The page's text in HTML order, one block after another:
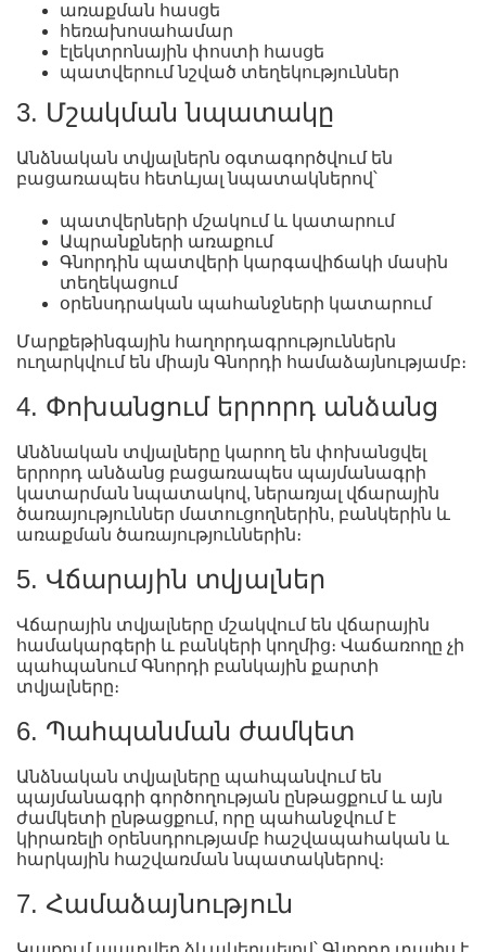
առաքման հասցե
հեռախոսահամար
էլեկտրոնային փոստի հասցե
պատվերում նշված տեղեկություններ
3. Մշակման նպատակը
Անձնական տվյալներն օգտագործվում են
բացառապես հետևյալ նպատակներով՝
պատվերների մշակում և կատարում
Ապրանքների առաքում
Գնորդին պատվերի կարգավիճակի մասին
տեղեկացում
օրենսդրական պահանջների կատարում
Մարքեթինգային հաղորդագրություններն
ուղարկվում են միայն Գնորդի համաձայնությամբ։
4. Փոխանցում երրորդ անձանց
Անձնական տվյալները կարող են փոխանցվել
երրորդ անձանց բացառապես պայմանագրի
կատարման նպատակով, ներառյալ վճարային
ծառայություններ մատուցողներին, բանկերին և
առաքման ծառայություններին։
5. Վճարային տվյալներ
Վճարային տվյալները մշակվում են վճարային
համակարգերի և բանկերի կողմից։ Վաճառողը չի
պահպանում Գնորդի բանկային քարտի
տվյալները։
6. Պահպանման ժամկետ
Անձնական տվյալները պահպանվում են
պայմանագրի գործողության ընթացքում և այն
ժամկետի ընթացքում, որը պահանջվում է
կիրառելի օրենսդրությամբ հաշվապահական և
հարկային հաշվառման նպատակներով։
7. Համաձայնություն